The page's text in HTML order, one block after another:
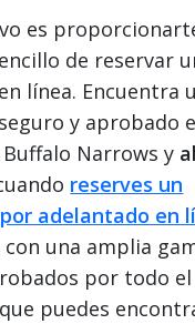
es
de reservar
línea. Encuentra
y aprobado
Narrows y
reserves un
adelantado en
una amplia
por todo
puedes